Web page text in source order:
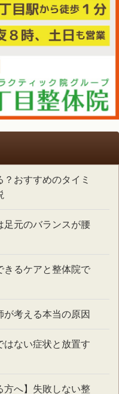
おすすめのタイミ
足元のバランスが腰
きるケアと整体院で
考える本当の原因
はない症状と放置す
方へ】失敗しない整